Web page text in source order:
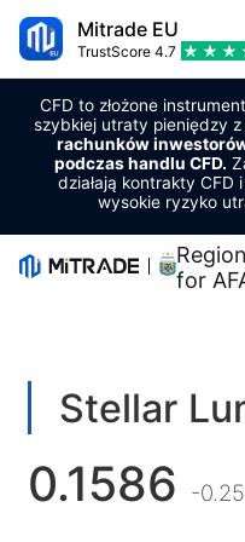
Mitrade EU
TrustScore 4.7
CFD to złożone
szybkiej utraty pieniędzy
rachunków
podczas handlu CFD.
działają kontrakty CFD
wysokie ryzyko
for
Waluta
Towary
Kryptowaluty
Handlowy
Platforma handlowa
Zarządzanie ryzykiem
Narzędzia rynkowe
Kalendarz ekonomiczny
Edukacja
Stellar
0.1586 -